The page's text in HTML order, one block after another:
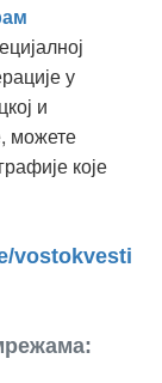
у
и
можете
које
vostokvesti